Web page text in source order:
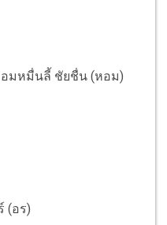
มหมื่นลี้ ชัยชื่น (หอม)
(อร)​